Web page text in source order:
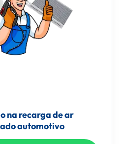
na recarga de ar
automotivo